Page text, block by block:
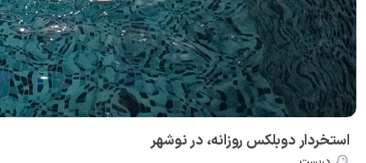
استخردار دوبلکس روزانه، در نوشهر